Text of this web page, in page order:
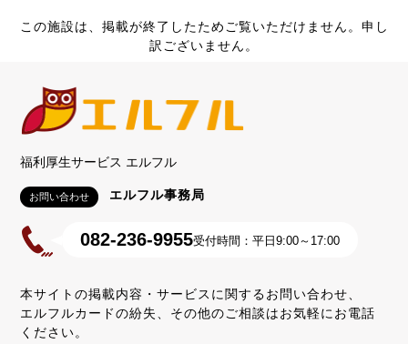
この施設は、掲載が終了したためご覧いただけません。申し
訳ございません。
福利厚生サービス エルフル
お問い合わせ エルフル事務局
082-236-9955受付時間：平日9:00～17:00
本サイトの掲載内容・サービスに関するお問い合わせ、
エルフルカードの紛失、その他のご相談はお気軽にお電話
ください。